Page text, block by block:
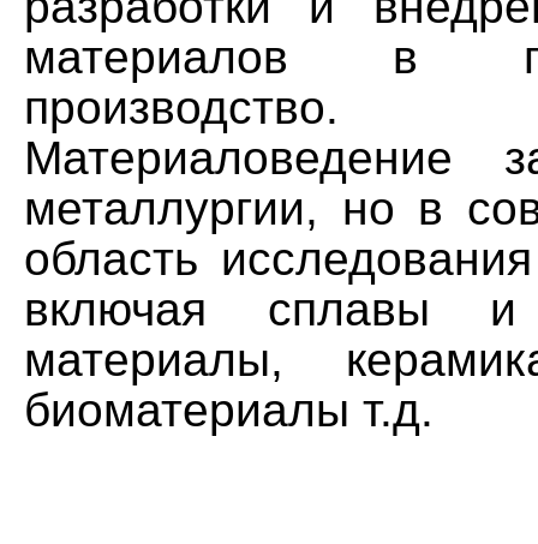
материалов в
производство.
Материаловедение
металлургии, но в
область
включая сплавы и
материалы,
биоматериалы т.д.